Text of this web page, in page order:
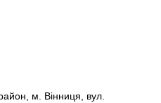
м. Вінниця, вул.